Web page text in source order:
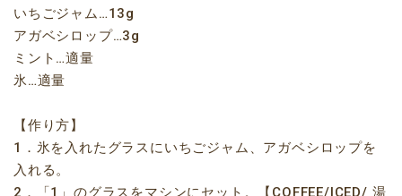
いちごジャム…13g
アガベシロップ…3g
ミント…適量
氷…適量
【作り方】
1．氷を入れたグラスにいちごジャム、アガベシロップを
入れる。
2．「1」のグラスをマシンにセット。【COFFEE/ICED/ 湯